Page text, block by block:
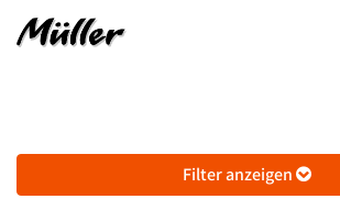
Filter anzeigen